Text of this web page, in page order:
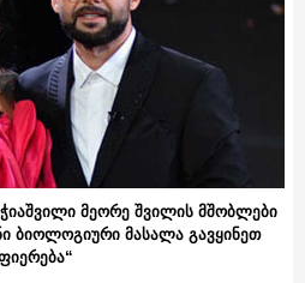
მეორე შვილის მშობლები
ბიოლოგიური მასალა გავყინეთ